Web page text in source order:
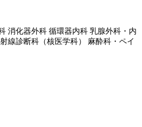
消化器外科 循環器内科 乳腺外科・内
線診断科（核医学科） 麻酔科・ペイ